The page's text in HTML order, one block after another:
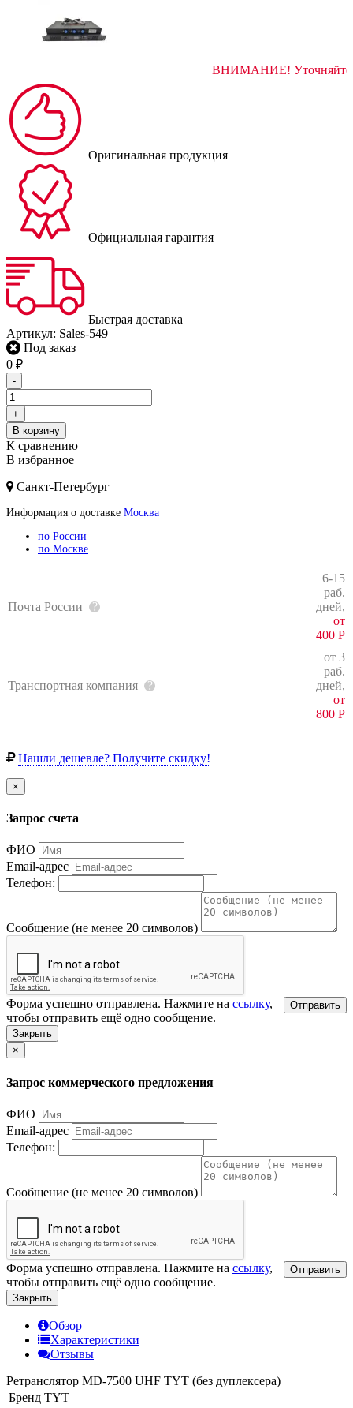
ВНИМАНИЕ!
Оригинальная продукция
Официальная гарантия
Быстрая доставка
Артикул: Sales-549
Под заказ
0 ₽
-
+
В корзину
К сравнению
В избранное
Санкт-Петербург
Информация о доставке Москва
по России
по Москве
Почта России
6-15
раб.
дней,
от
400 Р
Транспортная компания
от 3
раб.
дней,
от
800 Р
Нашли дешевле? Получите скидку!
×
Запрос счета
ФИО
Email-адрес
Телефон:
Сообщение (не менее 20 символов)
Отправить
Форма успешно отправлена. Нажмите на ссылку,
чтобы отправить ещё одно сообщение.
Закрыть
×
Запрос коммерческого предложения
ФИО
Email-адрес
Телефон:
Сообщение (не менее 20 символов)
Отправить
Форма успешно отправлена. Нажмите на ссылку,
чтобы отправить ещё одно сообщение.
Закрыть
Обзор
Характеристики
Отзывы
Ретранслятор MD-7500 UHF TYT (без дуплексера)
Бренд TYT